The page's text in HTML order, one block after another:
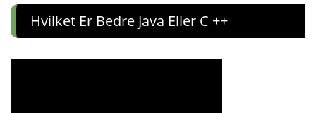
Hvilket Er Bedre Java Eller C ++